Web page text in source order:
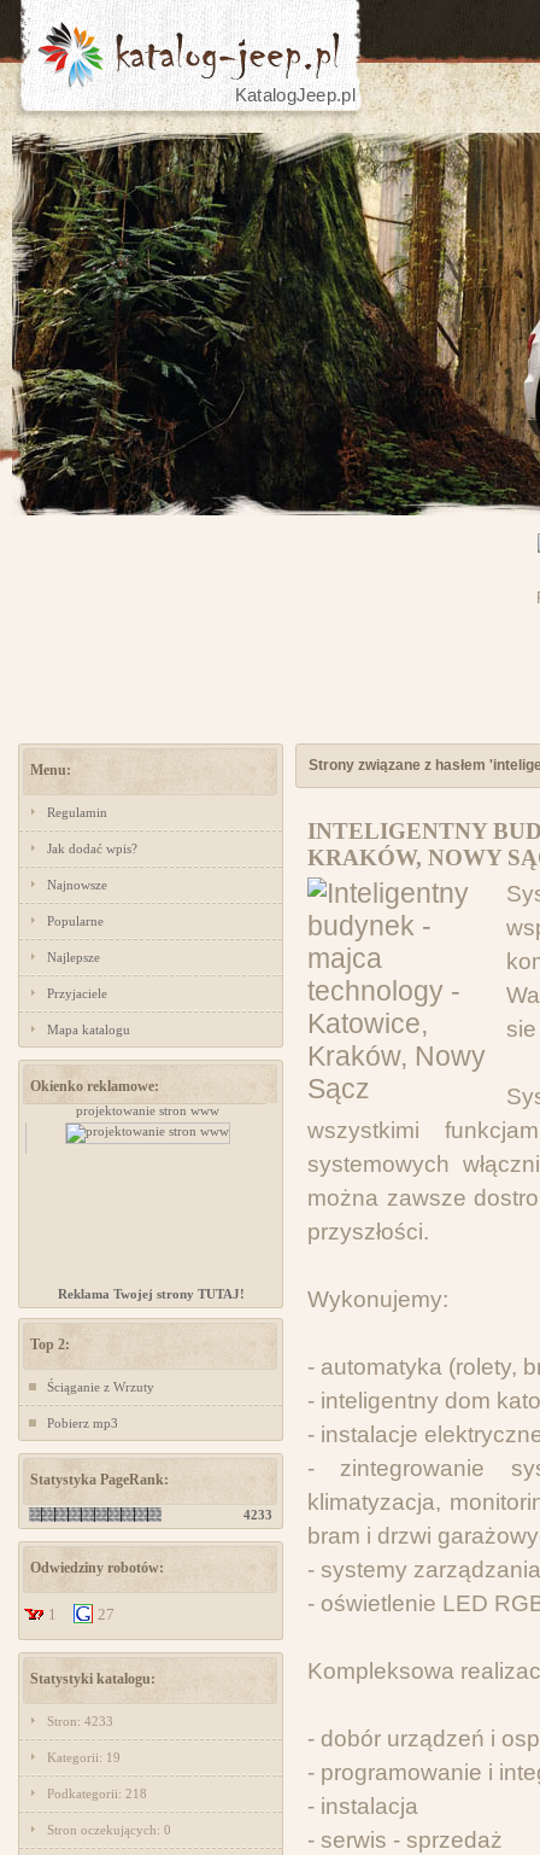
KatalogJeep.pl
Menu:
Regulamin
Jak dodać wpis?
Najnowsze
Popularne
Najlepsze
Przyjaciele
Mapa katalogu
Okienko reklamowe:
projektowanie stron www
Reklama Twojej strony TUTAJ!
Top 2:
Ściąganie z Wrzuty
Pobierz mp3
Statystyka PageRank:
4233
Odwiedziny robotów:
1 27
Statystyki katalogu:
Stron: 4233
Kategorii: 19
Podkategorii: 218
Stron oczekujących: 0
Strony związane z hasłem
INTELIGENTNY
KRAKÓW, NOWY
wszystkimi
systemowych
można zawsze
przyszłości.
Wykonujemy:
- automatyka (rolety,
- inteligentny dom
- instalacje
- zintegrowanie
klimatyzacja,
bram i drzwi
- systemy
- oświetlenie LED
Kompleksowa
- dobór urządzeń i
- programowanie i
- instalacja
- serwis - sprzedaż